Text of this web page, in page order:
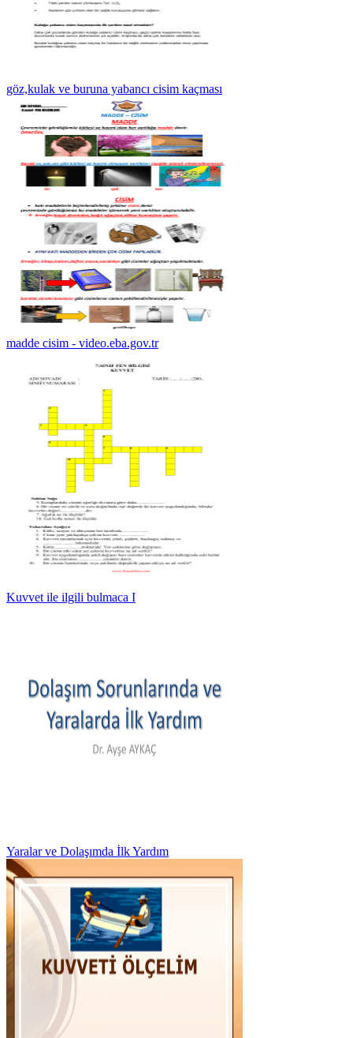
göz,kulak ve buruna yabancı cisim kaçması
madde cisim - video.eba.gov.tr
Kuvvet ile ilgili bulmaca I
Yaralar ve Dolaşımda İlk Yardım